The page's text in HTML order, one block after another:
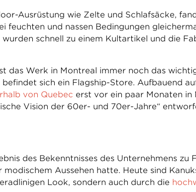
Ausrüstung wie Zelte und Schlafsäcke,
feuchten und nassen Bedingungen
schnell zu einem Kultartikel und die
das Werk in Montreal immer noch das
sich ein Flagship-Store. Aufbauend
von Quebec erst vor ein paar Monaten in
Vision der 60er- und 70er-Jahre“
des Bekenntnisses des Unternehmens
Aussehen hatte. Heute sind
Look, sondern auch durch die